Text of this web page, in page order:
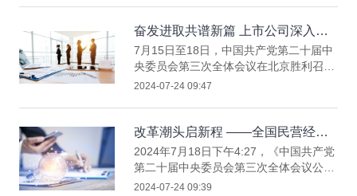
技师、会展搭建师、文创产品策划运营师
等
奋发进取共谱新篇 上市公司深入学
习贯彻三中全会精神
7月15日至18日，中国共产党第二十届中
央委员会第三次全体会议在北京胜利召
开，审议通过了《中共中央关于进一步全
下迅速掀起学习贯彻党的二十届三中全会
精神的热潮。上市公司群体认真领悟党的
二十届三中全会就进一步全面深化改革、
2024-07-24 09:47
改革潮头启新程 ——全国民营经济
领域学习贯彻党的二十届三中全会精
神综述之一
2024年7月18日下午4:27，《中国共产党
第二十届中央委员会第三次全体会议公
报》发布，各界关注热度瞬时超过了当天
2024-07-24 09:39